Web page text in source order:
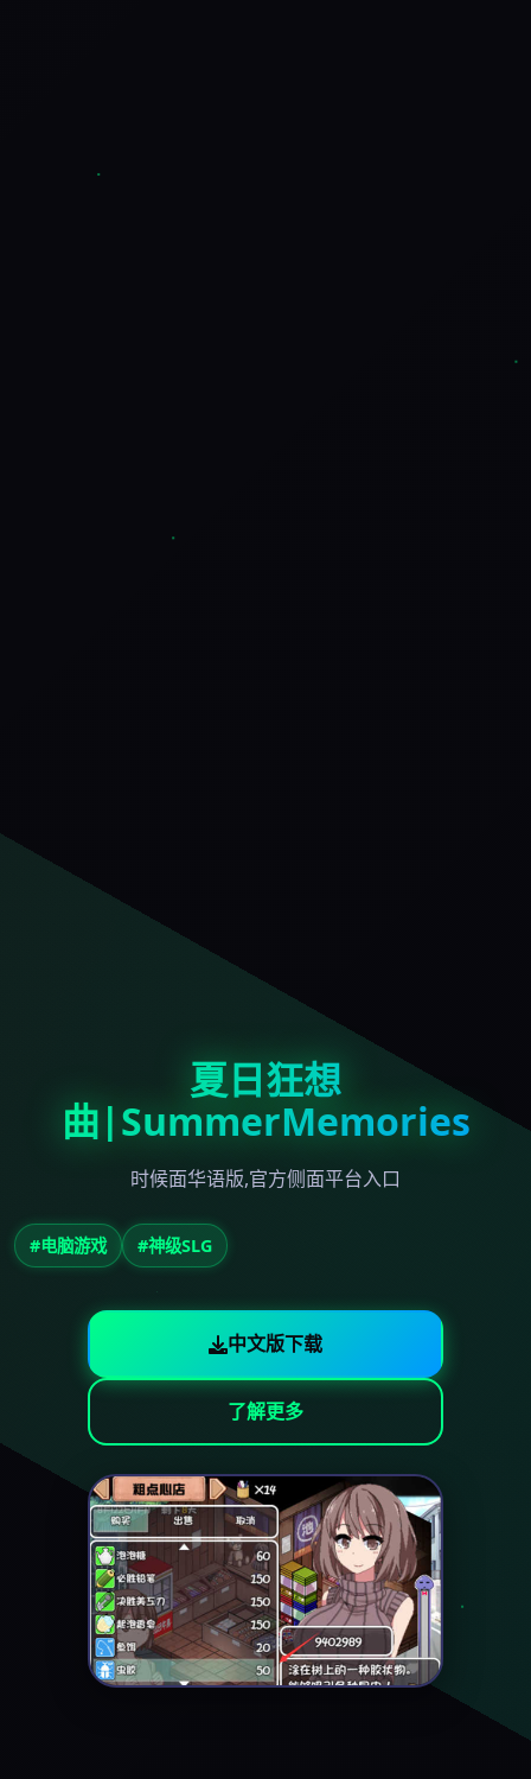
夏日狂想
曲|SummerMemories
时候面华语版,官方侧面平台入口
#电脑游戏 #神级SLG
中文版下载
了解更多